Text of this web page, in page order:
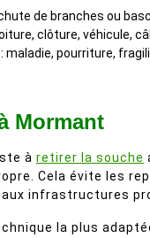
de branches ou
clôture, véhicule,
: maladie, pourriture,
Mormant
à retirer la souche
Cela évite les
infrastructures
la plus